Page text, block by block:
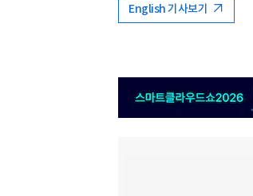
English 기사보기